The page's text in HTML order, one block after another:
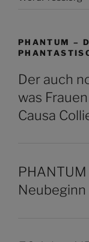
PHANTUM –
Der auch
was
Causa
Neubeginn